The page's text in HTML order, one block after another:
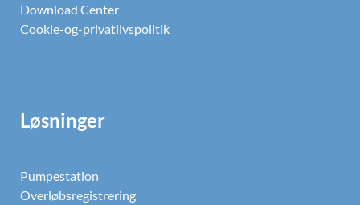
Download Center
Cookie-og-privatlivspolitik
Løsninger
Pumpestation
Overløbsregistrering